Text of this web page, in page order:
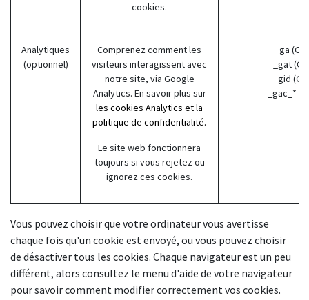
cookies.
Analytiques
(optionnel)
Comprenez comment les
visiteurs interagissent avec
notre site, via Google
Analytics. En savoir plus sur
les cookies Analytics et la
politique de confidentialité.
Le site web fonctionnera
toujours si vous rejetez ou
ignorez ces cookies.
_ga
_gat
_gid
_gac_*
Vous pouvez choisir que votre ordinateur vous avertisse
chaque fois qu'un cookie est envoyé, ou vous pouvez choisir
de désactiver tous les cookies. Chaque navigateur est un peu
différent, alors consultez le menu d'aide de votre navigateur
pour savoir comment modifier correctement vos cookies.